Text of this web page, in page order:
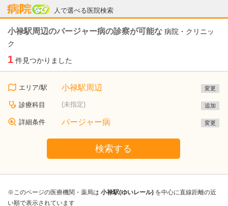
人で選べる医院検索
病院なび
小禄駅周辺のバージャー病の診察が可能な 病院・クリニッ
ク
1 件見つかりました
エリア/駅 小禄駅周辺 変更
診療科目 (未指定) 追加
詳細条件 バージャー病 変更
検索する
※このページの医療機関・薬局は 小禄駅(ゆいレール) を中心に直線距離の近
い順で表示されています